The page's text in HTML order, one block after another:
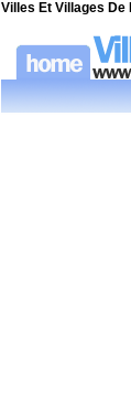
Villes Et Villages De